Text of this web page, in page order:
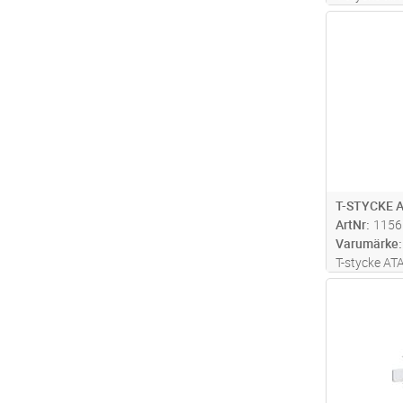
T-STYCKE
ArtNr
Varumärke
T-stycke
Halogenfri.